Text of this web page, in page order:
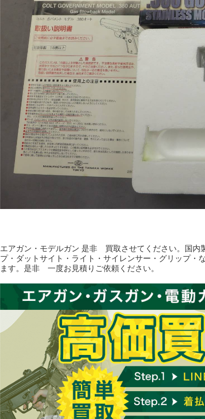
エアガン・モデルガン 是非 買取させてください。国
プ・ダットサイト・ライト・サイレンサー・グリップ
ます。是非 一度お見積りご依頼ください。